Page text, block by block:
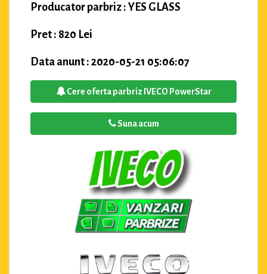
Producator parbriz : YES GLASS
Pret : 820 Lei
Data anunt : 2020-05-21 05:06:07
Cere oferta parbriz IVECO PowerStar
Suna acum